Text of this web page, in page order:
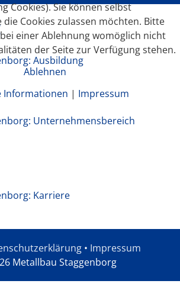
• Impressum
Metallbau Staggenborg
Cookies). Sie können selbst
die Cookies zulassen möchten. Bitte
einer Ablehnung womöglich nicht
der Seite zur Verfügung stehen.
Ablehnen
Informationen | Impressum